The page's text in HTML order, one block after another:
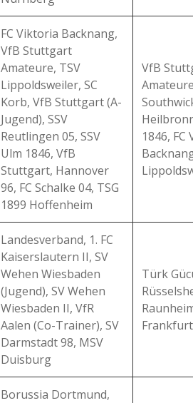
FC Viktoria Backnang,
VfB Stuttgart
Amateure, TSV
Lippoldsweiler, SC
Korb, VfB Stuttgart (A-
Jugend), SSV
Reutlingen 05, SSV
Ulm 1846, VfB
Stuttgart, Hannover
96, FC Schalke 04, TSG
1899 Hoffenheim
VfB
1846,
Landesverband, 1. FC
Kaiserslautern II, SV
Wehen Wiesbaden
(Jugend), SV Wehen
Wiesbaden II, VfR
Aalen (Co-Trainer), SV
Darmstadt 98, MSV
Duisburg
Türk
Frankfurt
Borussia Dortmund,